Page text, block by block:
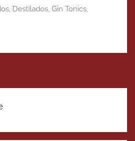
, Destilados, Gin Tonics,